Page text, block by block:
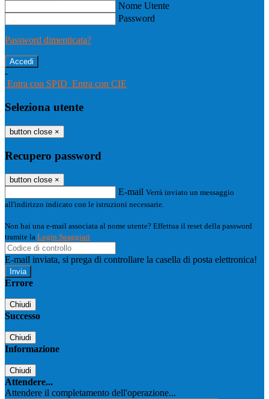
Nome Utente
Password
Password dimenticata?
-
Entra con SPID Entra con CIE
Seleziona utente
button close ×
Recupero password
button close ×
E-mail Verrà inviato un messaggio
all'indirizzo indicato con le istruzioni necessarie.
Non hai una e-mail associata al nome utente? Effettua il reset della password
tramite la Login Spaggiari
E-mail inviata, si prega di controllare la casella di posta elettronica!
Errore
Chiudi
Successo
Chiudi
Informazione
Chiudi
Attendere...
Attendere il completamento dell'operazione...